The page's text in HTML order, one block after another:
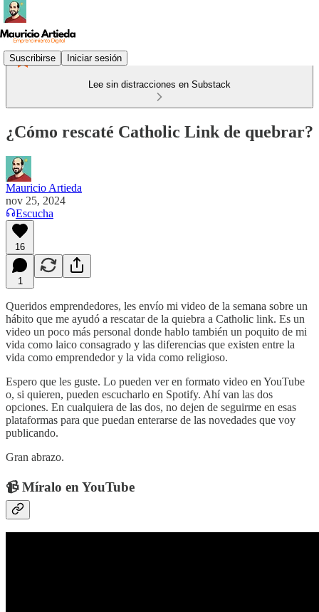
Suscribirse Iniciar sesión
Lee sin distracciones en Substack
¿Cómo rescaté Catholic Link de quebrar?
Mauricio Artieda
nov 25, 2024
Escucha
16
1
Queridos emprendedores, les envío mi video de la semana sobre un
hábito que me ayudó a rescatar de la quiebra a Catholic link. Es un
video un poco más personal donde hablo también un poquito de mi
vida como laico consagrado y las diferencias que existen entre la
vida como emprendedor y la vida como religioso.
Espero que les guste. Lo pueden ver en formato video en YouTube
o, si quieren, pueden escucharlo en Spotify. Ahí van las dos
opciones. En cualquiera de las dos, no dejen de seguirme en esas
plataformas para que puedan enterarse de las novedades que voy
publicando.
Gran abrazo.
📹 Míralo en YouTube